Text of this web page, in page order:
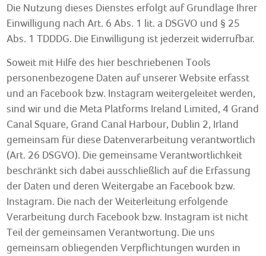
Die Nutzung dieses Dienstes erfolgt auf Grundlage Ihrer
Einwilligung nach Art. 6 Abs. 1 lit. a DSGVO und § 25
Abs. 1 TDDDG. Die Einwilligung ist jederzeit widerrufbar.
Soweit mit Hilfe des hier beschriebenen Tools
personenbezogene Daten auf unserer Website erfasst
und an Facebook bzw. Instagram weitergeleitet werden,
sind wir und die Meta Platforms Ireland Limited, 4 Grand
Canal Square, Grand Canal Harbour, Dublin 2, Irland
gemeinsam für diese Datenverarbeitung verantwortlich
(Art. 26 DSGVO). Die gemeinsame Verantwortlichkeit
beschränkt sich dabei ausschließlich auf die Erfassung
der Daten und deren Weitergabe an Facebook bzw.
Instagram. Die nach der Weiterleitung erfolgende
Verarbeitung durch Facebook bzw. Instagram ist nicht
Teil der gemeinsamen Verantwortung. Die uns
gemeinsam obliegenden Verpflichtungen wurden in